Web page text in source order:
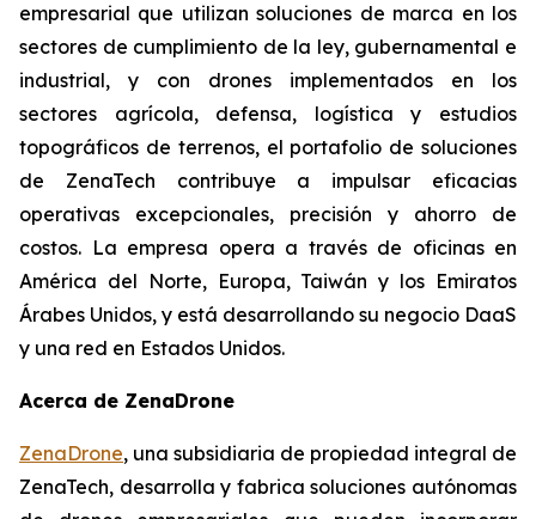
empresarial que utilizan soluciones de marca en los
sectores de cumplimiento de la ley, gubernamental e
industrial, y con drones implementados en los
sectores agrícola, defensa, logística y estudios
topográficos de terrenos, el portafolio de soluciones
de ZenaTech contribuye a impulsar eficacias
operativas excepcionales, precisión y ahorro de
costos. La empresa opera a través de oficinas en
América del Norte, Europa, Taiwán y los Emiratos
Árabes Unidos, y está desarrollando su negocio DaaS
y una red en Estados Unidos.
Acerca de ZenaDrone
ZenaDrone, una subsidiaria de propiedad integral de
ZenaTech, desarrolla y fabrica soluciones autónomas